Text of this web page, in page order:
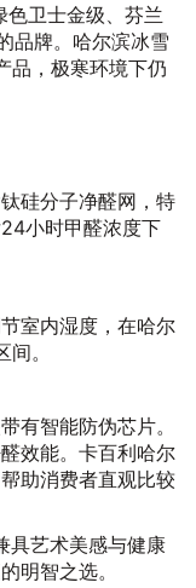
卫士金级、芬兰
品牌。哈尔滨冰雪
品，极寒环境下仍
硅分子净醛网，特
小时甲醛浓度下
室内湿度，在哈尔
。
有智能防伪芯片。
效能。卡百利哈尔
助消费者直观比较
具艺术美感与健康
明智之选。